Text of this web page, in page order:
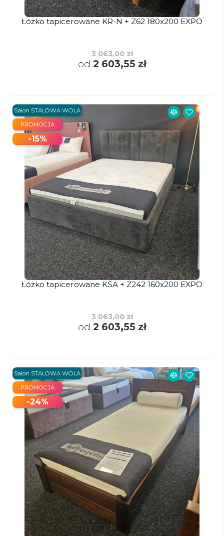
Łóżko tapicerowane KR-N + Z62 180x200 EXPO
3 063,00 zł
od 2 603,55 zł
Łóżko tapicerowane KSA + Z242 160x200 EXPO
3 063,00 zł
od 2 603,55 zł
PROMOCJA
-15%
Salon STALOWA WOLA
PROMOCJA
-24%
Salon STALOWA WOLA